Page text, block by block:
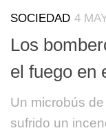
SOCIEDAD 4
Los
el fuego en
Un microbús
sufrido un